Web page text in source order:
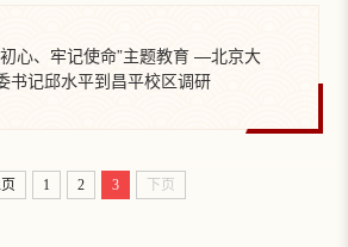
心、牢记使命”主题教育 —北京大
书记邱水平到昌平校区调研
1 2 3 下页